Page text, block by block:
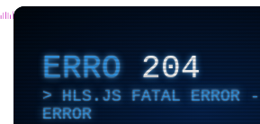
ERRO204
HLS.JS FATAL ERROR -
ERROR